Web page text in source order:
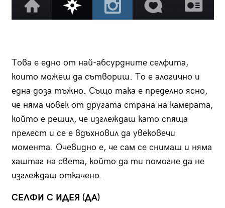
Това е едно от най-абсурдните селфита,
които можеш да сътвориш. То е алогично и
една доза тъжно. Също така е пределно ясно,
че няма човек от другата страна на камерата,
който е решил, че изглеждаш като спяща
прелест и се е вдъхновил да увековечи
момента. Очевидно е, че сам се снимаш и няма
хаштаг на света, който да ти помогне да не
изглеждаш откачено.
СЕЛФИ С ИДЕЯ (ДА)